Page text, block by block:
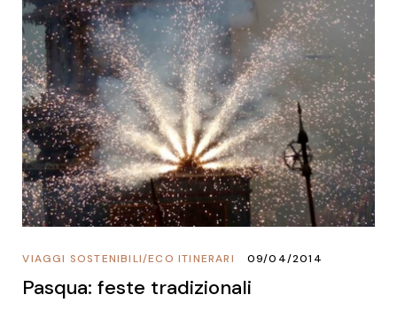
ECO ITINERARI
/
VIAGGI SOSTENIBILI 09/04/2014
Pasqua: feste tradizionali